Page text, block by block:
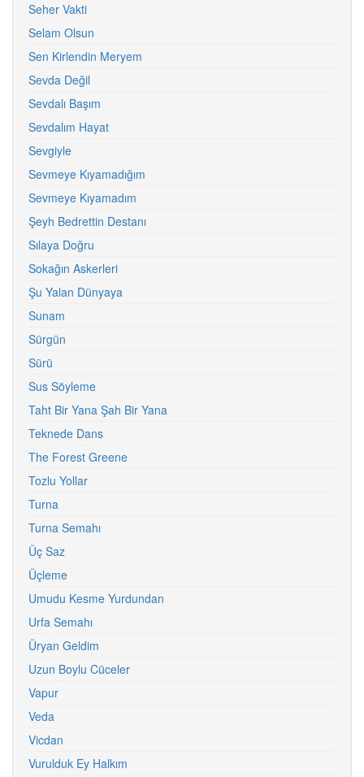
Seher Vakti
Selam Olsun
Sen Kirlendin Meryem
Sevda Değil
Sevdalı Başım
Sevdalım Hayat
Sevgiyle
Sevmeye Kıyamadığım
Sevmeye Kıyamadım
Şeyh Bedrettin Destanı
Sılaya Doğru
Sokağın Askerleri
Şu Yalan Dünyaya
Sunam
Sürgün
Sürü
Sus Söyleme
Taht Bir Yana Şah Bir Yana
Teknede Dans
The Forest Greene
Tozlu Yollar
Turna
Turna Semahı
Üç Saz
Üçleme
Umudu Kesme Yurdundan
Urfa Semahı
Üryan Geldim
Uzun Boylu Cüceler
Vapur
Veda
Vicdan
Vurulduk Ey Halkım